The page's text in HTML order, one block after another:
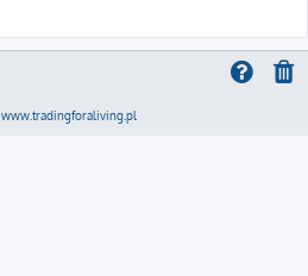
www.tradingforaliving.pl